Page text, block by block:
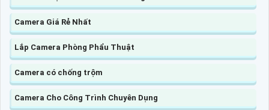
Camera Giá Rẻ Nhất
Lắp Camera Phòng Phẩu Thuật
Camera có chống trộm
Camera Cho Công Trình Chuyên Dụng